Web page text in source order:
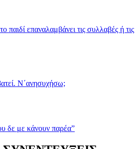
παιδί επαναλαμβάνει τις συλλαβές ή τις
Ν΄ανησυχήσω;
δε με κάνουν παρέα”